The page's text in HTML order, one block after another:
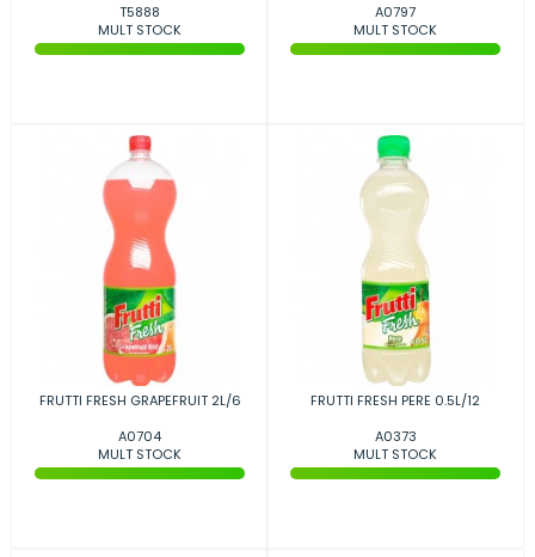
T5888
MULT STOCK
A0797
MULT STOCK
FRUTTI FRESH GRAPEFRUIT 2L/6
A0704
MULT STOCK
FRUTTI FRESH PERE 0.5L/12
A0373
MULT STOCK